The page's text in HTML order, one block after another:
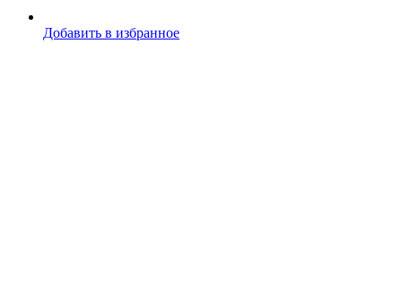
Добавить в избранное